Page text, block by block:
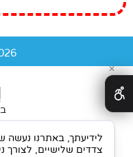
✕
צדדים שלישיים, לצורך